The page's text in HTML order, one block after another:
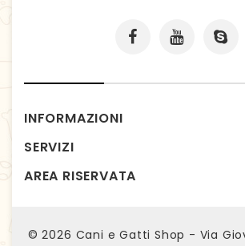
INFORMAZIONI
SERVIZI
AREA RISERVATA
© 2026 Cani e Gatti Shop - Via